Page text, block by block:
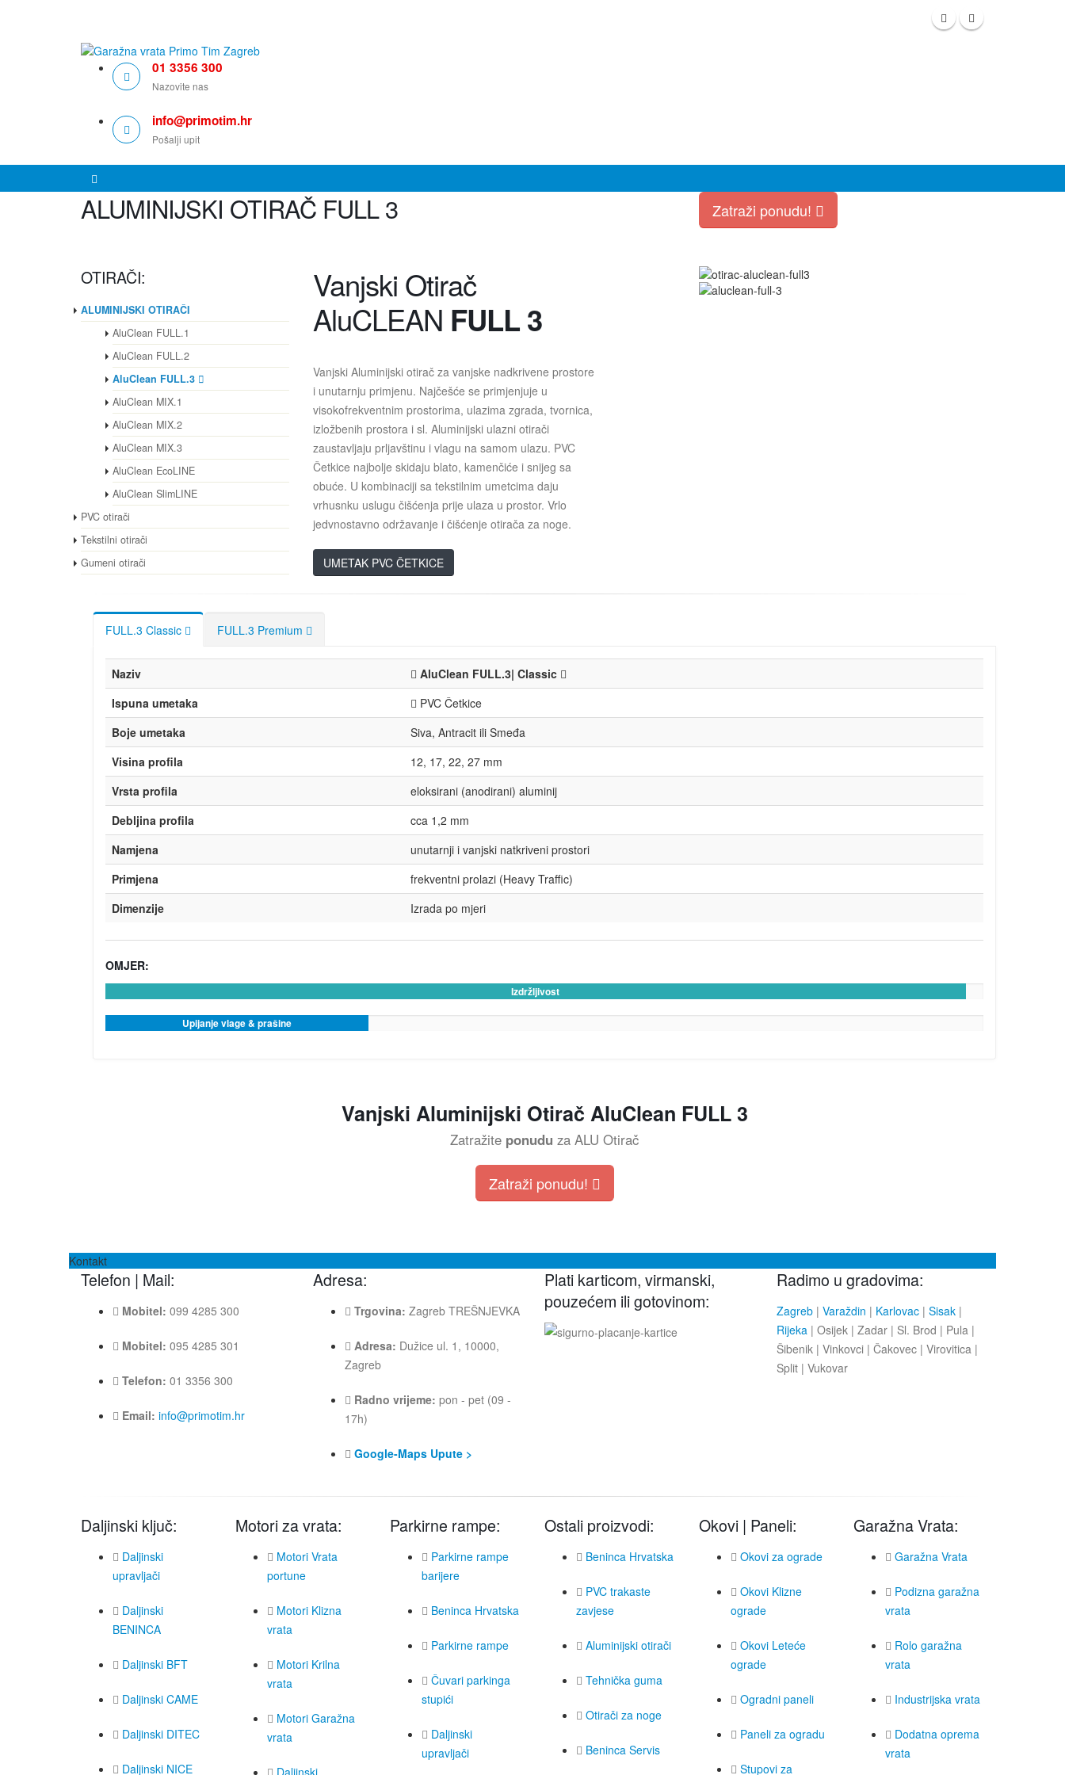
01 3356 300
Nazovite nas
info@primotim.hr
Pošalji upit
ALUMINIJSKI OTIRAČ FULL 3 Zatraži ponudu!
OTIRAČI:
ALUMINIJSKI OTIRAČI
AluClean FULL.1
AluClean FULL.2
AluClean FULL.3
AluClean MIX.1
AluClean MIX.2
AluClean MIX.3
AluClean EcoLINE
AluClean SlimLINE
PVC otirači
Tekstilni otirači
Gumeni otirači
Vanjski Otirač
AluCLEAN FULL 3
Vanjski Aluminijski otirač za vanjske nadkrivene prostore
i unutarnju primjenu. Najčešće se primjenjuje u
visokofrekventnim prostorima, ulazima zgrada, tvornica,
izložbenih prostora i sl. Aluminijski ulazni otirači
zaustavljaju prljavštinu i vlagu na samom ulazu. PVC
Četkice najbolje skidaju blato, kamenčiće i snijeg sa
obuće. U kombinaciji sa tekstilnim umetcima daju
vrhusnku uslugu čišćenja prije ulaza u prostor. Vrlo
jedvnostavno održavanje i čišćenje otirača za noge.
UMETAK PVC ČETKICE
FULL.3 Classic FULL.3 Premium
Naziv
AluClean FULL.3| Classic
Ispuna umetaka
PVC Četkice
Boje umetaka
Siva, Antracit ili Smeđa
Visina profila
12, 17, 22, 27 mm
Vrsta profila
eloksirani (anodirani) aluminij
Debljina profila
cca 1,2 mm
Namjena
unutarnji i vanjski natkriveni prostori
Primjena
frekventni prolazi (Heavy Traffic)
Dimenzije
Izrada po mjeri
OMJER:
98%
Izdržljivost
30%
Upijanje vlage & prašine
Vanjski Aluminijski Otirač AluClean FULL 3
Zatražite ponudu za ALU Otirač
Zatraži ponudu!
Kontakt
Telefon | Mail:
Mobitel: 099 4285 300
Mobitel: 095 4285 301
Telefon: 01 3356 300
Email: info@primotim.hr
Adresa:
Trgovina: Zagreb TREŠNJEVKA
Adresa: Dužice ul. 1, 10000,
Zagreb
Radno vrijeme: pon - pet (09 -
17h)
Google-Maps Upute >
Plati karticom, virmanski,
pouzećem ili gotovinom:
Radimo u gradovima:
Zagreb| Varaždin | Karlovac| Sisak|
Rijeka| Osijek | Zadar | Sl. Brod | Pula |
Šibenik | Vinkovci | Čakovec | Virovitica |
Split | Vukovar
Daljinski ključ:
Daljinski
upravljači
Daljinski
BENINCA
Daljinski BFT
Daljinski CAME
Daljinski DITEC
Daljinski NICE
Motori za vrata:
Motori Vrata
portune
Motori Klizna
vrata
Motori Krilna
vrata
Motori Garažna
vrata
Parkirne rampe:
Parkirne rampe
barijere
Beninca Hrvatska
Parkirne rampe
Čuvari parkinga
stupići
Daljinski
upravljači
Ostali proizvodi:
Beninca Hrvatska
PVC trakaste
zavjese
Aluminijski otirači
Tehnička guma
Otirači za noge
Beninca Servis
Okovi | Paneli:
Okovi za ograde
Okovi Klizne
ograde
Okovi Leteće
ograde
Ogradni paneli
Paneli za ogradu
Stupovi za
Garažna Vrata:
Garažna Vrata
Podizna garažna
vrata
Rolo garažna
vrata
Industrijska vrata
Dodatna oprema
vrata